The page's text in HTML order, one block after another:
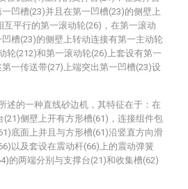
凹槽(23)并且在第一凹槽(23)的侧壁上
互平行的第一滚动轮(26)，在第一滚动
槽(23)的侧壁上转动连接有第一主动轮
轮(212)和第一滚动轮(26)上套设有第一
一传送带(27)上端突出第一凹槽(23)设
述的一种直线砂边机，其特征在于：在
(21)侧壁上开有方形槽(61)，连接组件包
底面上并且与方形槽(61)沿竖直方向滑
以及套设在震动杆(66)上的震动弹簧
的两端分别与支撑台(21)和收集槽(62)